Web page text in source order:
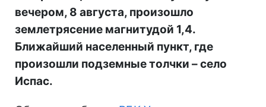
вечером, 8 августа, произошло
землетрясение магнитудой 1,4.
Ближайший населенный пункт, где
произошли подземные толчки – село
Испас.